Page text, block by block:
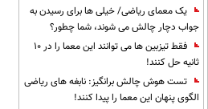
یک معمای ریاضی/ خیلی ها برای رسیدن به
جواب دچار چالش می شوند، شما چطور؟
فقط تیزبین ها می توانند این معما را در 10
ثانیه حل کنند!
تست هوش چالش برانگیز: نابغه های ریاضی
الگوی پنهان این معما را پیدا کنند!